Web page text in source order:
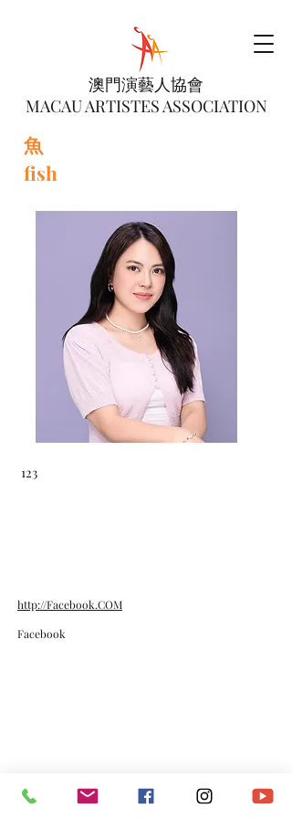
澳門演藝人協會
MACAU ARTISTES ASSOCIATION
魚
fish
123
http://Facebook.COM
Facebook